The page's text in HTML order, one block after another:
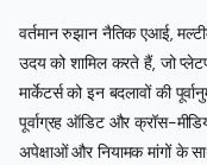
वर्तमान रुझान नैतिक एआई,
उदय को शामिल करते हैं, जो
मार्केटर्स को इन बदलावों की
पूर्वाग्रह ऑडिट और क्रॉस-
अपेक्षाओं और नियामक मांगों के